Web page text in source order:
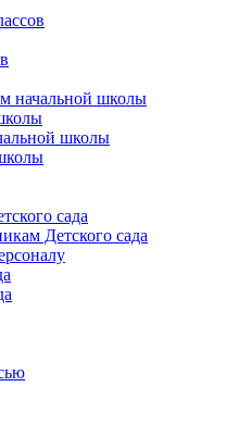
начальной школы
школы
сада
Детского сада